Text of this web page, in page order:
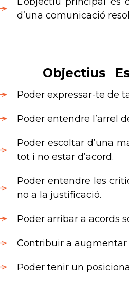
d’una comunicació
Objectius
Poder expressar-te de
Poder entendre l’arrel
Poder escoltar d’una
tot i no estar d’acord.
Poder entendre les
no a la justificació.
Poder arribar a acords
Contribuir a augmentar
Poder tenir un